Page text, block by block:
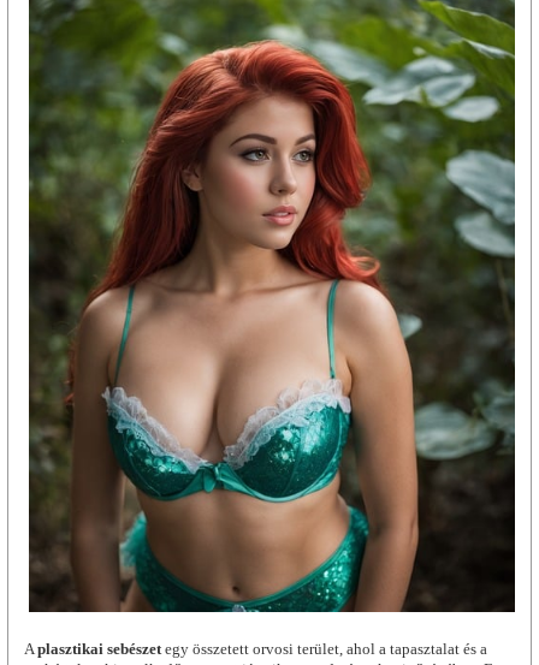
Aplasztikai sebészetegy összetett orvosi terület, ahol a tapasztalat és a